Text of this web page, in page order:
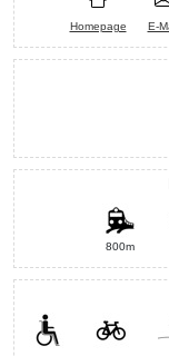
Homepage E-
800m